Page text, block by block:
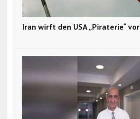
Iran wirft den USA „Piraterie“ vor